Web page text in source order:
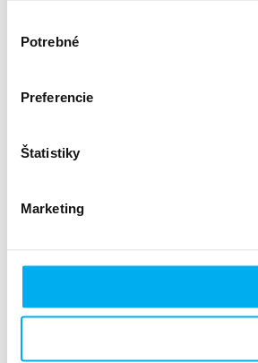
súhlasu
Potrebné
Preferencie
Štatistiky
Marketing